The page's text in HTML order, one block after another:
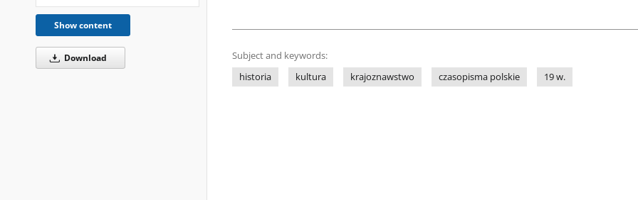
Show content
Download
Subject and keywords:
historia
kultura krajoznawstwo czasopisma polskie 19 w.